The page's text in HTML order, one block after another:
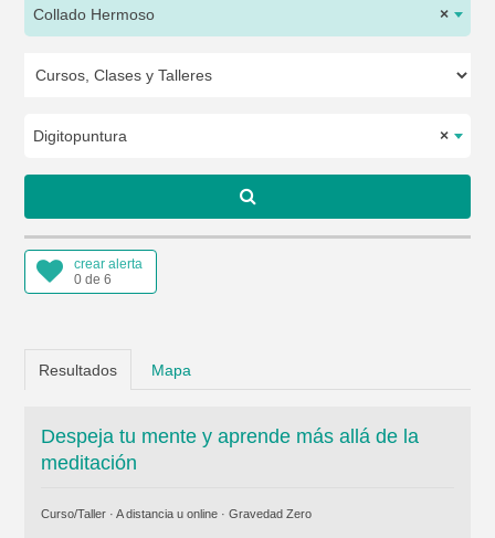
×
Collado Hermoso
×
Digitopuntura
crear alerta
0 de 6
Resultados Mapa
Despeja tu mente y aprende más allá de la
meditación
Curso/Taller · A distancia u online · Gravedad Zero